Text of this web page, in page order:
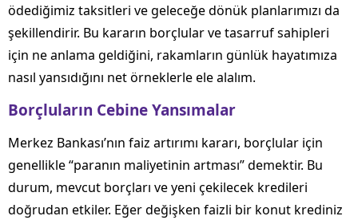
ödediğimiz taksitleri ve geleceğe dönük planlarımızı da
şekillendirir. Bu kararın borçlular ve tasarruf sahipleri
için ne anlama geldiğini, rakamların günlük hayatımıza
nasıl yansıdığını net örneklerle ele alalım.
Borçluların Cebine Yansımalar
Merkez Bankası’nın faiz artırımı kararı, borçlular için
genellikle “paranın maliyetinin artması” demektir. Bu
durum, mevcut borçları ve yeni çekilecek kredileri
doğrudan etkiler. Eğer değişken faizli bir konut krediniz